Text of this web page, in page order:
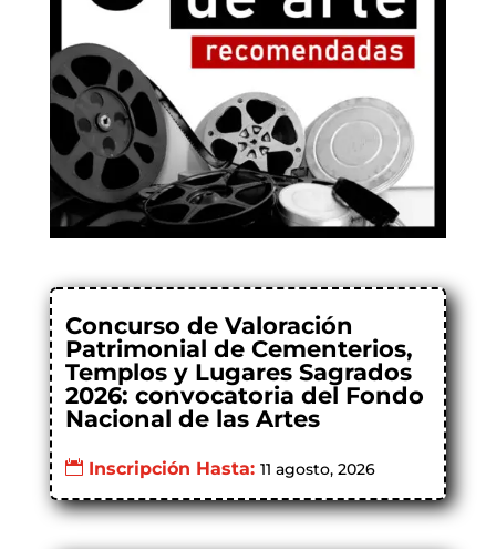
Concurso de Valoración
Patrimonial de Cementerios,
Templos y Lugares Sagrados
2026: convocatoria del Fondo
Nacional de las Artes
Inscripción Hasta: 11 agosto, 2026